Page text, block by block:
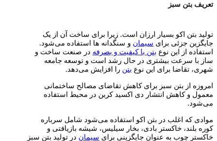
تعریف بتن سبز
تولید بتن اکو بسیار ارزان است. زیرا برای ساخت آن از یک
جایگزین جزئی برای سیمان و سنگدانه‌ ها استفاده می‌شود.
استفاده از این نوع بتن با کیفیت و بصرفه در صنعت ساخت و
ساز با سرعت بیشتری در حال رشد است و توسعه جامعه
شهری، تقاضا برای این نوع بتن را افزایش می‌دهد.
امروزه از بتن سبز برای کاهش تقاضای مصالح ساختمانی
معمول و کاهش انتشار دی اکسید کربن در محیط استفاده
می‌شود.
موادی که اغلب در بتن اکو استفاده می‌شود شامل سرباره
کوره بلند، خاکستر بادی، بخار سیلیس، شیشه بازیافتی و
خاکستر چوب به عنوان جایگزینی برای سیمان در تولید بتن سبز